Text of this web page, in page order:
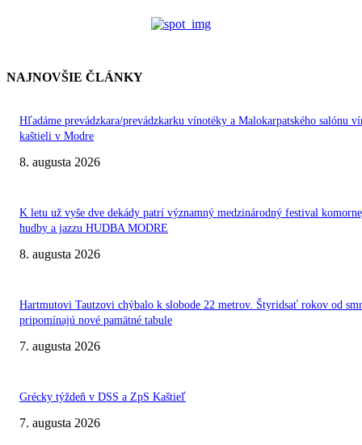
NAJNOVŠIE ČLÁNKY
Hľadáme prevádzkara/prevádzkarku vínotéky a Malokarpatského salónu
kaštieli v Modre
8. augusta 2026
K letu už vyše dve dekády patrí významný medzinárodný festival
hudby a jazzu HUDBA MODRE
8. augusta 2026
Hartmutovi Tautzovi chýbalo k slobode 22 metrov. Štyridsať rokov od
pripomínajú nové pamätné tabule
7. augusta 2026
Grécky týždeň v DSS a ZpS Kaštieľ
7. augusta 2026